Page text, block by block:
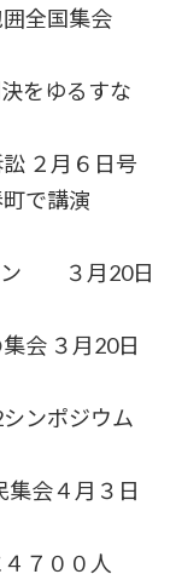
全国集会
をゆるすな
２月６日号
で講演
ン ３月20日
会 ３月20日
ンポジウム
会４月３日
７００人